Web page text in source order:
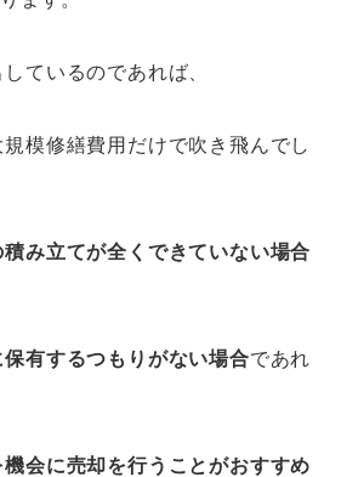
ているのであれば、
規模修繕費用だけで吹き飛んでし
み立てが全くできていない場合
有するつもりがない場合であれ
会に売却を行うことがおすすめ